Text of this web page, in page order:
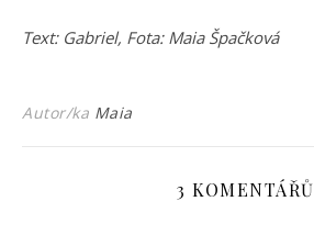
Text: Gabriel, Fota: Maia Špačková
Autor/ka Maia
3 KOMENTÁŘŮ